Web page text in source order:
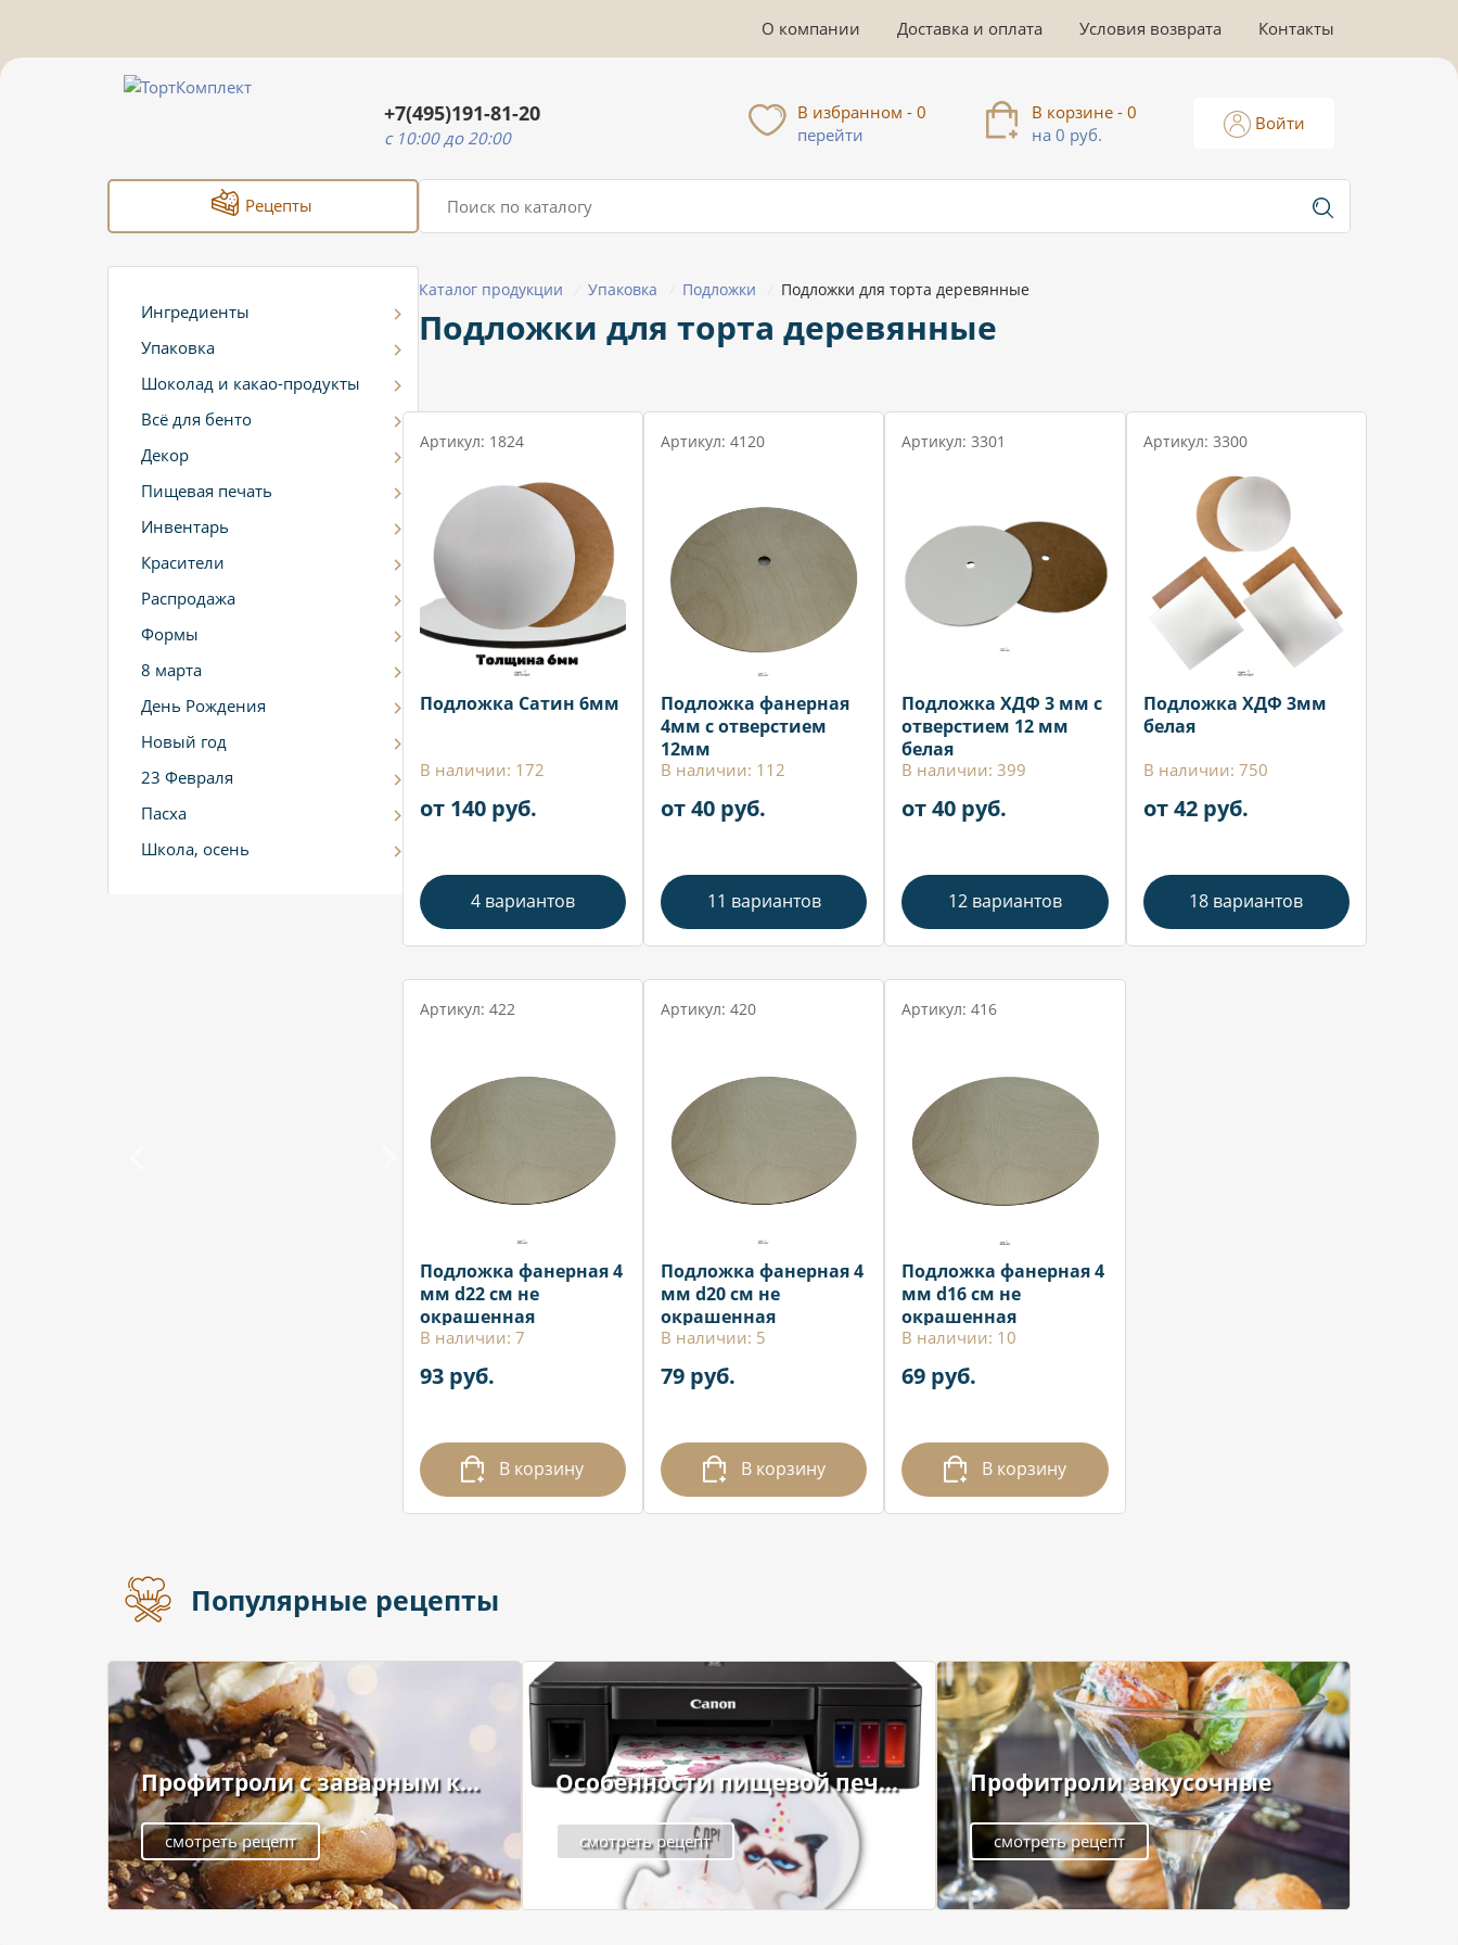
О компании Доставка и оплата Условия возврата Контакты
+7(495)191-81-20
c 10:00 до 20:00
В избранном - 0
перейти
В корзине - 0
на 0 руб.
Войти
Рецепты
Ингредиенты
Упаковка
Шоколад и какао-продукты
Всё для бенто
Декор
Пищевая печать
Инвентарь
Красители
Распродажа
Формы
8 марта
День Рождения
Новый год
23 Февраля
Пасха
Школа, осень
Каталог продукции Упаковка Подложки Подложки для торта деревянные
Подложки для торта деревянные
Артикул: 1824
Подложка Сатин 6мм
В наличии: 172
от 140 руб.
4 вариантов
Артикул: 4120
Подложка фанерная
4мм с отверстием
12мм
В наличии: 112
от 40 руб.
11 вариантов
Артикул: 3301
Подложка ХДФ 3 мм с
отверстием 12 мм
белая
В наличии: 399
от 40 руб.
12 вариантов
Артикул: 3300
Подложка ХДФ 3мм
белая
В наличии: 750
от 42 руб.
18 вариантов
Артикул: 422
Подложка фанерная 4
мм d22 см не
окрашенная
В наличии: 7
93 руб.
В корзину
Артикул: 420
Подложка фанерная 4
мм d20 см не
окрашенная
В наличии: 5
79 руб.
В корзину
Артикул: 416
Подложка фанерная 4
мм d16 см не
окрашенная
В наличии: 10
69 руб.
В корзину
Популярные рецепты
Профитроли с заварным к...
смотреть рецепт
Особенности пищевой печ...
смотреть рецепт
Профитроли закусочные
смотреть рецепт